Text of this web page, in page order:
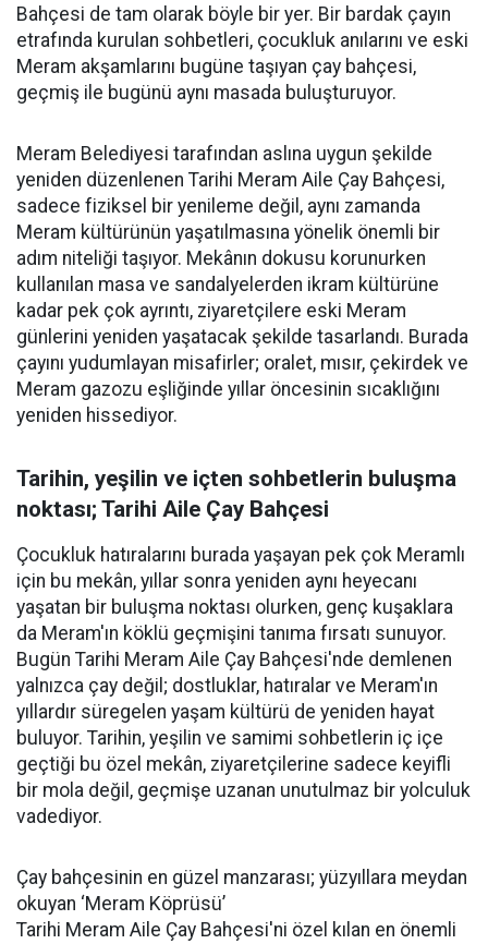
Bahçesi de tam olarak böyle bir yer. Bir bardak çayın
etrafında kurulan sohbetleri, çocukluk anılarını ve eski
Meram akşamlarını bugüne taşıyan çay bahçesi,
geçmiş ile bugünü aynı masada buluşturuyor.
Meram Belediyesi tarafından aslına uygun şekilde
yeniden düzenlenen Tarihi Meram Aile Çay Bahçesi,
sadece fiziksel bir yenileme değil, aynı zamanda
Meram kültürünün yaşatılmasına yönelik önemli bir
adım niteliği taşıyor. Mekânın dokusu korunurken
kullanılan masa ve sandalyelerden ikram kültürüne
kadar pek çok ayrıntı, ziyaretçilere eski Meram
günlerini yeniden yaşatacak şekilde tasarlandı. Burada
çayını yudumlayan misafirler; oralet, mısır, çekirdek ve
Meram gazozu eşliğinde yıllar öncesinin sıcaklığını
yeniden hissediyor.
Tarihin, yeşilin ve içten sohbetlerin buluşma
noktası; Tarihi Aile Çay Bahçesi
Çocukluk hatıralarını burada yaşayan pek çok Meramlı
için bu mekân, yıllar sonra yeniden aynı heyecanı
yaşatan bir buluşma noktası olurken, genç kuşaklara
da Meram'ın köklü geçmişini tanıma fırsatı sunuyor.
Bugün Tarihi Meram Aile Çay Bahçesi'nde demlenen
yalnızca çay değil; dostluklar, hatıralar ve Meram'ın
yıllardır süregelen yaşam kültürü de yeniden hayat
buluyor. Tarihin, yeşilin ve samimi sohbetlerin iç içe
geçtiği bu özel mekân, ziyaretçilerine sadece keyifli
bir mola değil, geçmişe uzanan unutulmaz bir yolculuk
vadediyor.
Çay bahçesinin en güzel manzarası; yüzyıllara meydan
okuyan ‘Meram Köprüsü’
Tarihi Meram Aile Çay Bahçesi'ni özel kılan en önemli